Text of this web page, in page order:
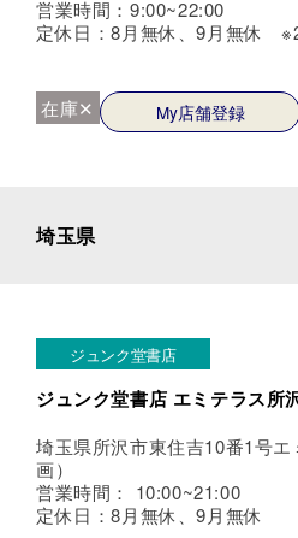
営業時間：9:00~22:00
定休日：8月無休、9月無休
在庫✕ My店舗登録
埼玉県
ジュンク堂書店
ジュンク堂書店 エミテラス所
埼玉県所沢市東住吉10番1号
画）
営業時間： 10:00~21:00
定休日：8月無休、9月無休